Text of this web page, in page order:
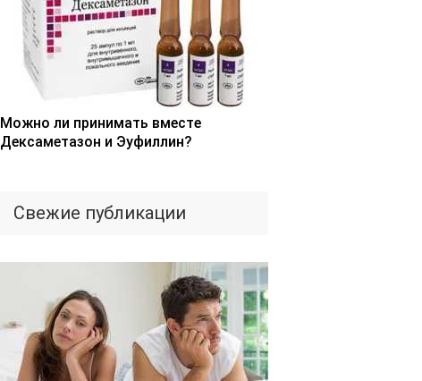
Можно ли принимать вместе
Дексаметазон и Эуфиллин?
Свежие публикации